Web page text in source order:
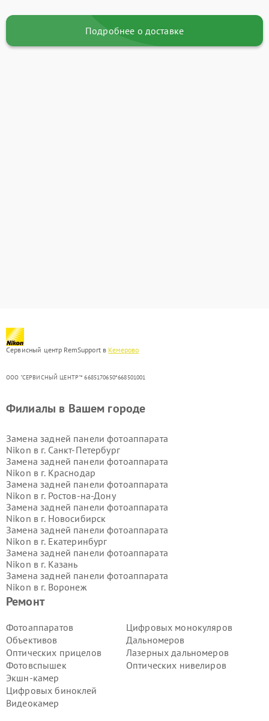
Подробнее о доставке
Сервисный центр RemSupport в Кемерово
ООО "СЕРВИСНЫЙ ЦЕНТР"* 6685170650*668501001
Ремонт
Фотоаппаратов
Объективов
Оптических прицелов
Фотовспышек
Экшн-камер
Цифровых биноклей
Видеокамер
Цифровых монокуляров
Дальномеров
Лазерных дальномеров
Оптических нивелиров
Филиалы в Вашем городе
Замена задней панели фотоаппарата
Nikon в г. Санкт-Петербург
Замена задней панели фотоаппарата
Nikon в г. Краснодар
Замена задней панели фотоаппарата
Nikon в г. Ростов-на-Дону
Замена задней панели фотоаппарата
Nikon в г. Новосибирск
Замена задней панели фотоаппарата
Nikon в г. Екатеринбург
Замена задней панели фотоаппарата
Nikon в г. Казань
Замена задней панели фотоаппарата
Nikon в г. Воронеж
Замена задней панели фотоаппарата
Замена задней панели фотоаппарата
Nikon в г.Самара
Замена задней панели фотоаппарата
Nikon в г.Пермь
Замена задней панели фотоаппарата
Nikon в г.Красноярск
Замена задней панели фотоаппарата
Nikon в г.Ижевск